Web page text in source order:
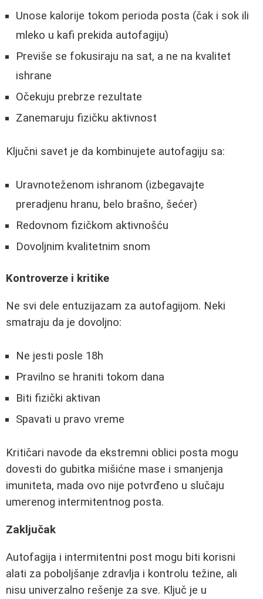
Unose kalorije tokom perioda posta (čak i sok ili
mleko u kafi prekida autofagiju)
Previše se fokusiraju na sat, a ne na kvalitet
ishrane
Očekuju prebrze rezultate
Zanemaruju fizičku aktivnost
Ključni savet je da kombinujete autofagiju sa:
Uravnoteženom ishranom (izbegavajte
preradjenu hranu, belo brašno, šećer)
Redovnom fizičkom aktivnošću
Dovoljnim kvalitetnim snom
Kontroverze i kritike
Ne svi dele entuzijazam za autofagijom. Neki
smatraju da je dovoljno:
Ne jesti posle 18h
Pravilno se hraniti tokom dana
Biti fizički aktivan
Spavati u pravo vreme
Kritičari navode da ekstremni oblici posta mogu
dovesti do gubitka mišićne mase i smanjenja
imuniteta, mada ovo nije potvrđeno u slučaju
umerenog intermitentnog posta.
Zaključak
Autofagija i intermitentni post mogu biti korisni
alati za poboljšanje zdravlja i kontrolu težine, ali
nisu univerzalno rešenje za sve. Ključ je u